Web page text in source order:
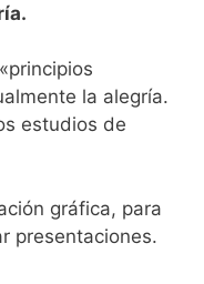
la alegría.
estudios de
gráfica, para
presentaciones.